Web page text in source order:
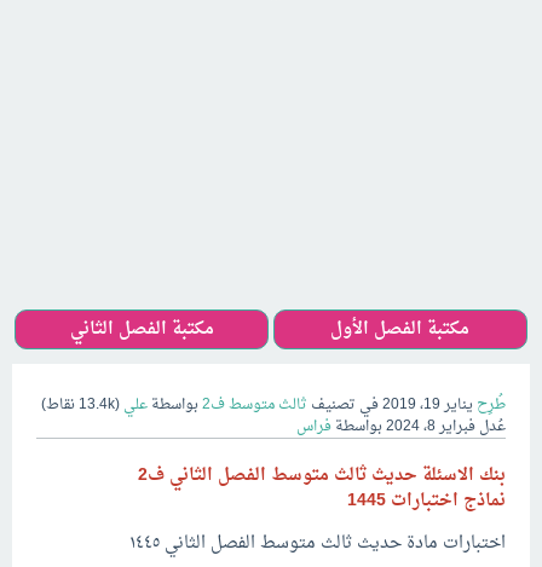
مكتبة الفصل الأول مكتبة الفصل الثاني
طُرِح يناير 19، 2019 في تصنيف ثالث متوسط ف2 بواسطةعلي(
13.4kنقاط)
عُدلفبراير 8، 2024 بواسطةفراس
بنك الاسئلة حديث ثالث متوسط الفصل الثاني ف2
نماذج اختبارات 1445
اختبارات مادة حديث ثالث متوسط الفصل الثاني ١٤٤٥